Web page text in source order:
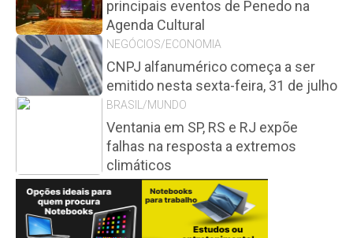
principais eventos de Penedo na
Agenda Cultural
NEGÓCIOS/ECONOMIA
CNPJ alfanumérico começa a ser
emitido nesta sexta-feira, 31 de julho
BRASIL/MUNDO
Ventania em SP, RS e RJ expõe
falhas na resposta a extremos
climáticos